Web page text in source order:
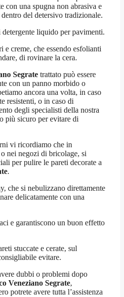
con una spugna non abrasiva e
del detersivo tradizionale.
liquido per pavimenti.
creme, che essendo esfolianti
di rovinare la cera.
Segrate trattato può essere
con un panno morbido o
ancora una volta, in caso
resistenti, o in caso di
degli specialisti della nostra
più sicuro per evitare di
vi ricordiamo che in
nei negozi di bricolage, si
per pulire le pareti decorate a
.
che si nebulizzano direttamente
delicatamente con una
e garantiscono un buon effetto
stuccate e cerate, sul
evitare.
dubbi o problemi dopo
Veneziano Segrate,
potrete avere tutta l’assistenza